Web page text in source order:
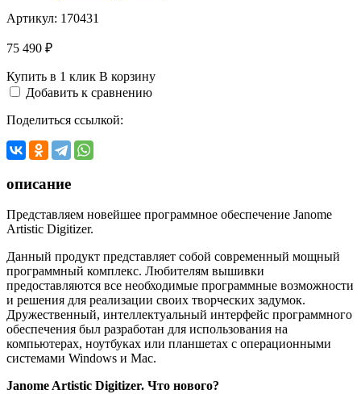
Артикул: 170431
75 490 ₽
Купить в 1 клик В корзину
Добавить к сравнению
Поделиться ссылкой:
описание
Представляем новейшее программное обеспечение Janome
Artistic Digitizer.
Данный продукт представляет собой современный мощный
программный комплекс. Любителям вышивки
предоставляются все необходимые программные возможности
и решения для реализации своих творческих задумок.
Дружественный, интеллектуальный интерфейс программного
обеспечения был разработан для использования на
компьютерах, ноутбуках или планшетах с операционными
системами Windows и Mac.
Janome Artistic Digitizer. Что нового?